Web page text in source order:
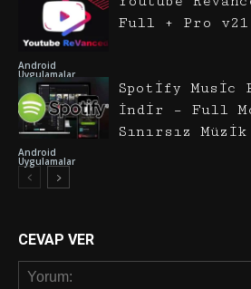
Android
Uygulamalar
Full + Pro
Android
Uygulamalar
Spotify Music
İndir – Full
Sınırsız Müzik
CEVAP VER